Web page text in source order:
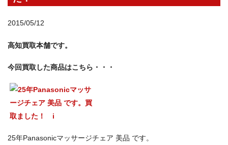
2015/05/12
高知買取本舗です。
今回買取した商品はこちら・・・
25年Panasonicマッサージチェア 美品 です。